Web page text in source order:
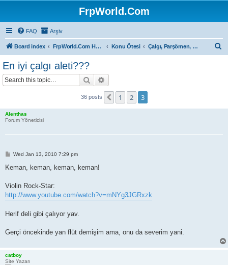
FrpWorld.Com
FAQ Arşiv
Board index FrpWorld.Com Hakkında Konu Ötesi Çalgı, Parşömen, Sahne...
En iyi çalgı aleti???
Search
36 posts Previous
1 2 3
Alenthas
Forum Yöneticisi
P
s
Wed Jan 13, 2010 7:29 pm
Keman, keman, keman, keman!
Violin Rock-Star:
http://www.youtube.com/watch?v=mNYg3JGRxzk
Herif deli gibi çalıyor yav.
Gerçi öncekinde yan flüt demişim ama, onu da severim yani.
catboy
Site Yazarı